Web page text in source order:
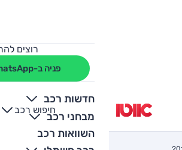
רוצים
פניה ב-WhatsApp
חדשות רכב
מבחני רכב
השוואות רכב
חיפוש רכב
+
-